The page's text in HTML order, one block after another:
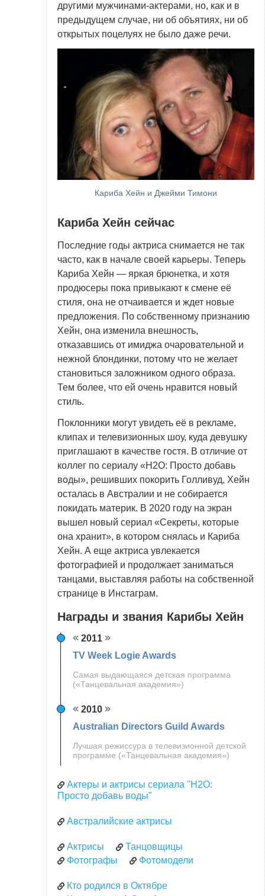
другими мужчинами-актерами, но, как и в
предыдущем случае, ни об объятиях, ни об
открытых поцелуях не было даже речи.
Кариба Хейн и Джейми Тимони
Кариба Хейн сейчас
Последние годы актриса снимается не так
часто, как в начале своей карьеры. Теперь
Кариба Хейн — яркая брюнетка, и хотя
продюсеры пока привыкают к смене её
стиля, она не отчаивается и ждет новые
предложения. По собственному признанию
Хейн, она изменила внешность,
отказавшись от имиджа очаровательной и
нежной блондинки, потому что не желает
становиться заложником одного образа.
Тем более, что ей очень нравится новый
стиль.
Поклонники могут увидеть её в рекламе,
клипах и телевизионных шоу, куда девушку
приглашают в качестве гостя. В отличие от
коллег по сериалу «H2O: Просто добавь
воды», решивших покорить Голливуд, Хейн
осталась в Австралии и не собирается
покидать материк. В 2020 году на экран
вышел новый сериал «Секреты, которые
она хранит», в котором снялась и Кариба
Хейн. А еще актриса увлекается
фотографией и продолжает заниматься
танцами, выставляя работы на собственной
странице в Инстаграм.
Награды и звания Карибы Хейн
2011
TV Week Logie Awards
Самая выдающаяся детская программа
(«Танцевальная академия»)
2010
Australian Directors Guild Awards
Лучшая режиссура в телевизионной детской
программе («Танцевальная академия»)
Актеры и актрисы сериала "H2O:
Просто добавь воды"
Австралийские актрисы
Актрисы
Танцовщицы
Фотографы
Фотомодели
Кто родился в Октябре